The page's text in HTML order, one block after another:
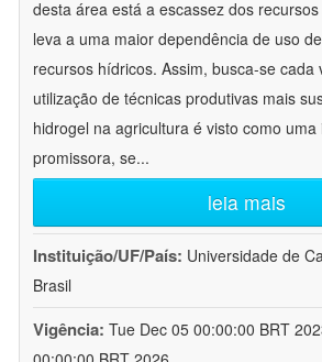
desta área está a escassez dos
leva a uma maior dependência de uso
recursos hídricos. Assim, busca-se cada
utilização de técnicas produtivas mais
hidrogel na agricultura é visto como uma
promissora, se...
leia mais
Instituição/UF/País: Universidade de
Brasil
Vigência: Tue Dec 05 00:00:00 BRT